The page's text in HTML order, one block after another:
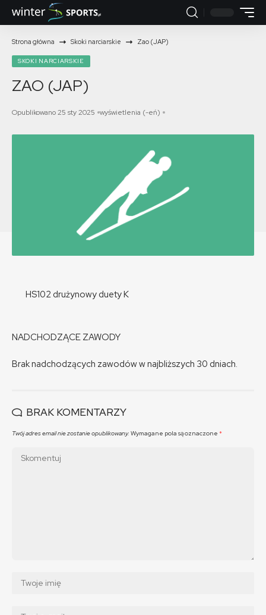
Strona główna Skoki narciarskie Zao (JAP)
SKOKI NARCIARSKIE
ZAO (JAP)
Opublikowano 25 sty 2025 wyświetlenia (-eń)
HS102 drużynowy duety K
NADCHODZĄCE ZAWODY
Brak nadchodzących zawodów w najbliższych 30 dniach.
BRAK KOMENTARZY
Twój adres email nie zostanie opublikowany. Wymagane pola są oznaczone *